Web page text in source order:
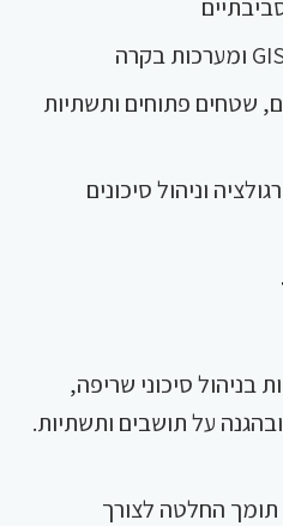
שטחים פתוחים ותשתיות
וניהול סיכונים
בניהול סיכוני שריפה,
על תושבים ותשתיות.
החלטה לצורך